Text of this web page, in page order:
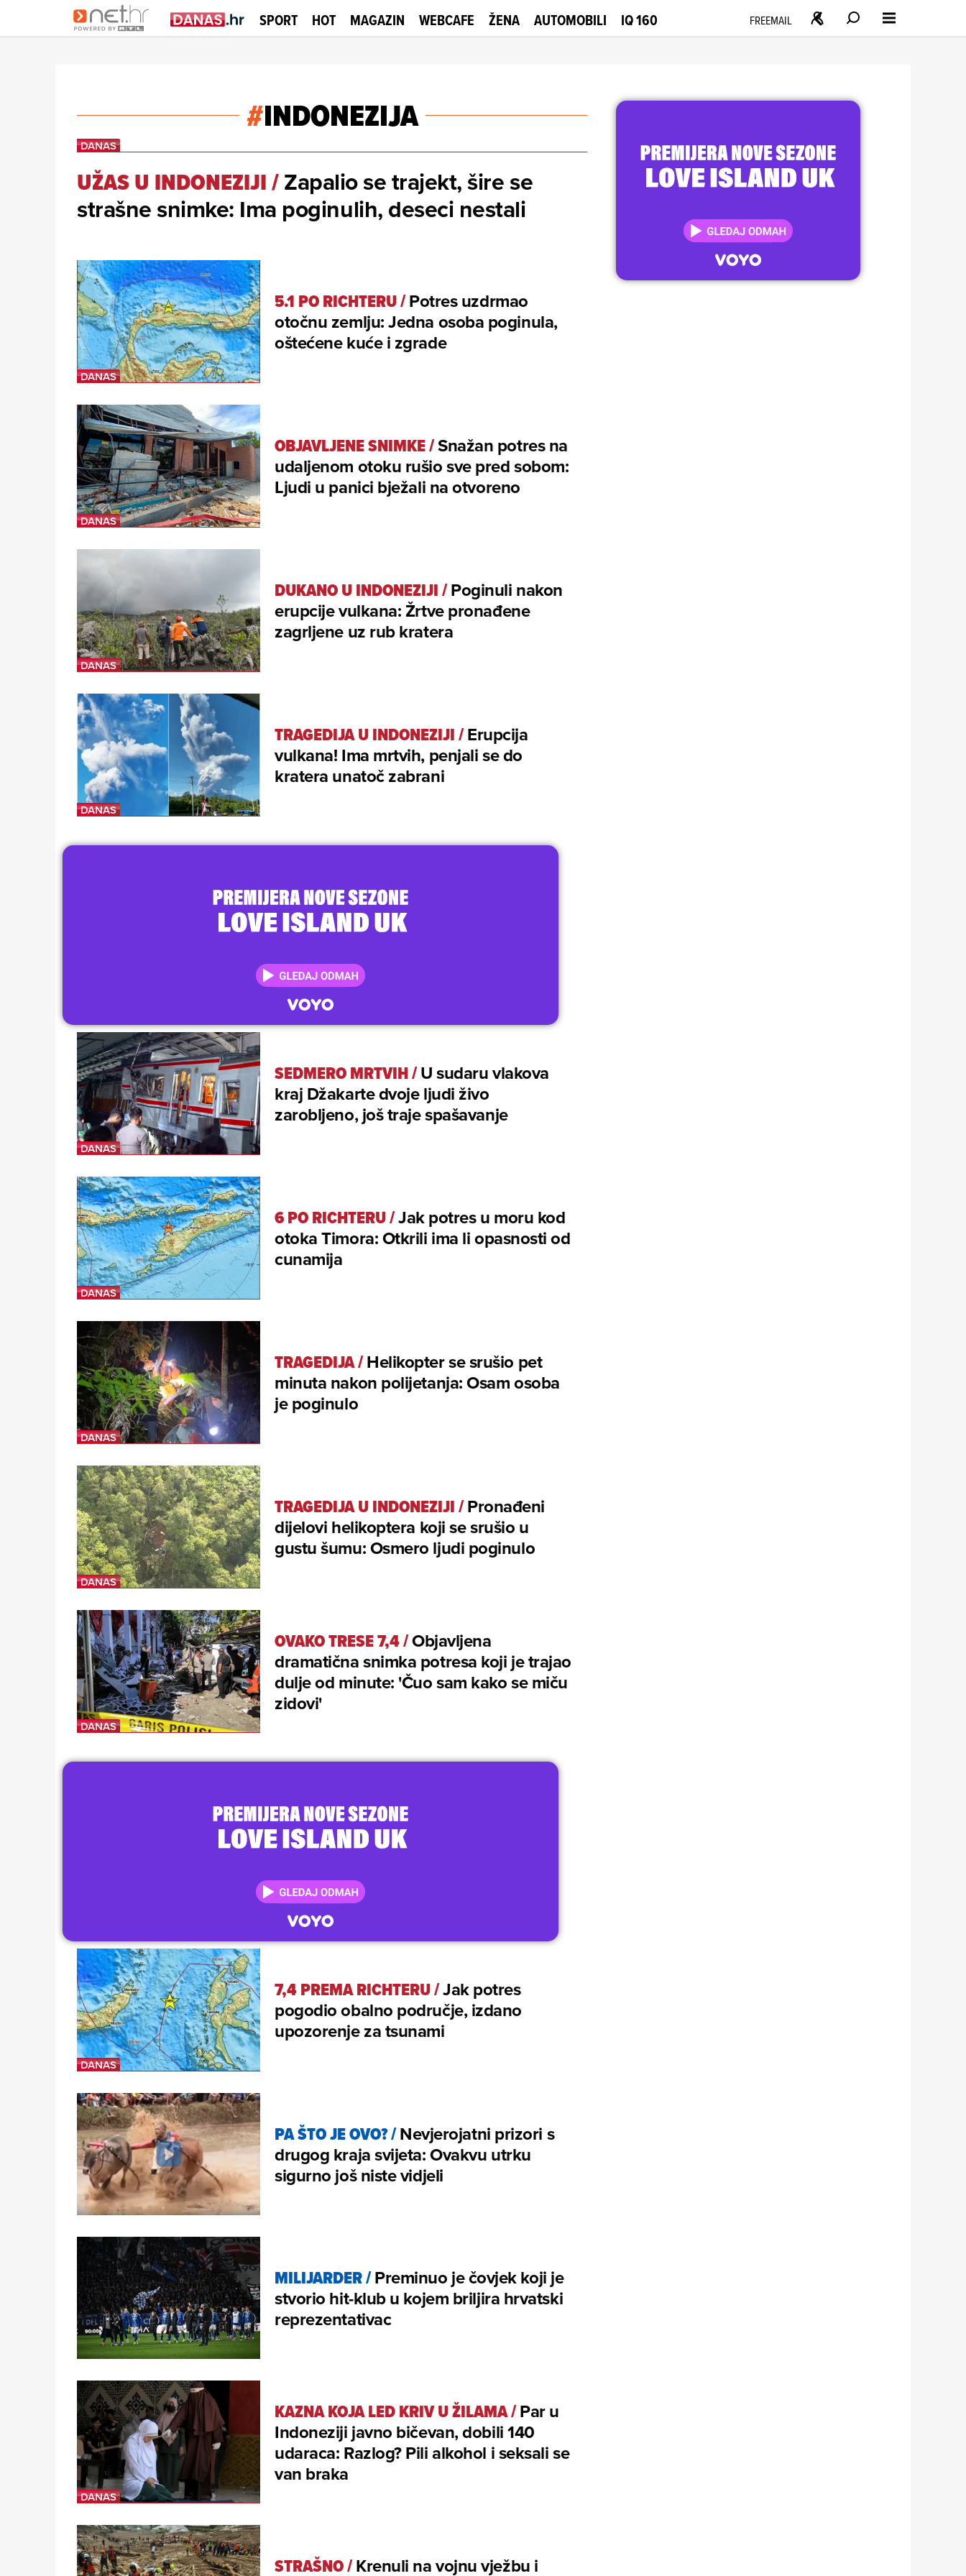
SPORT HOT MAGAZIN WEBCAFE ŽENA AUTOMOBILI IQ 160 FREEMAIL
#INDONEZIJA
UŽAS U INDONEZIJI/Zapalio se trajekt, šire se
strašne snimke: Ima poginulih, deseci nestali
5.1 PO RICHTERU/Potres uzdrmao
otočnu zemlju: Jedna osoba poginula,
oštećene kuće i zgrade
OBJAVLJENE SNIMKE/Snažan potres na
udaljenom otoku rušio sve pred sobom:
Ljudi u panici bježali na otvoreno
DUKANO U INDONEZIJI/Poginuli nakon
erupcije vulkana: Žrtve pronađene
zagrljene uz rub kratera
TRAGEDIJA U INDONEZIJI/Erupcija
vulkana! Ima mrtvih, penjali se do
kratera unatoč zabrani
SEDMERO MRTVIH/U sudaru vlakova
kraj Džakarte dvoje ljudi živo
zarobljeno, još traje spašavanje
6 PO RICHTERU/Jak potres u moru kod
otoka Timora: Otkrili ima li opasnosti od
cunamija
TRAGEDIJA/Helikopter se srušio pet
minuta nakon polijetanja: Osam osoba
je poginulo
TRAGEDIJA U INDONEZIJI/Pronađeni
dijelovi helikoptera koji se srušio u
gustu šumu: Osmero ljudi poginulo
OVAKO TRESE 7,4/Objavljena
dramatična snimka potresa koji je trajao
dulje od minute: 'Čuo sam kako se miču
zidovi'
7,4 PREMA RICHTERU/Jak potres
pogodio obalno područje, izdano
upozorenje za tsunami
PA ŠTO JE OVO?/Nevjerojatni prizori s
drugog kraja svijeta: Ovakvu utrku
sigurno još niste vidjeli
MILIJARDER/Preminuo je čovjek koji je
stvorio hit-klub u kojem briljira hrvatski
reprezentativac
KAZNA KOJA LED KRIV U ŽILAMA/Par u
Indoneziji javno bičevan, dobili 140
udaraca: Razlog? Pili alkohol i seksali se
van braka
STRAŠNO/Krenuli na vojnu vježbu i